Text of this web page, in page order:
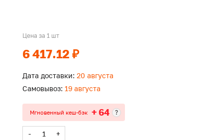
Цена за 1 шт
6 417.12 ₽
Дата доставки: 20 августа
Самовывоз: 19 августа
Мгновенный кеш-бэк + 64 ?
- +